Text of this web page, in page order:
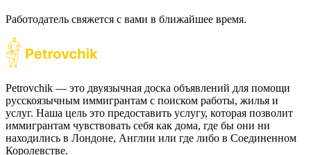
Работодатель свяжется с вами в ближайшее время.
Petrovchik — это двуязычная доска объявлений для помощи
русскоязычным иммигрантам с поиском работы, жилья и
услуг. Наша цель это предоставить услугу, которая позволит
иммигрантам чувствовать себя как дома, где бы они ни
находились в Лондоне, Англии или где либо в Соединенном
Королевстве.